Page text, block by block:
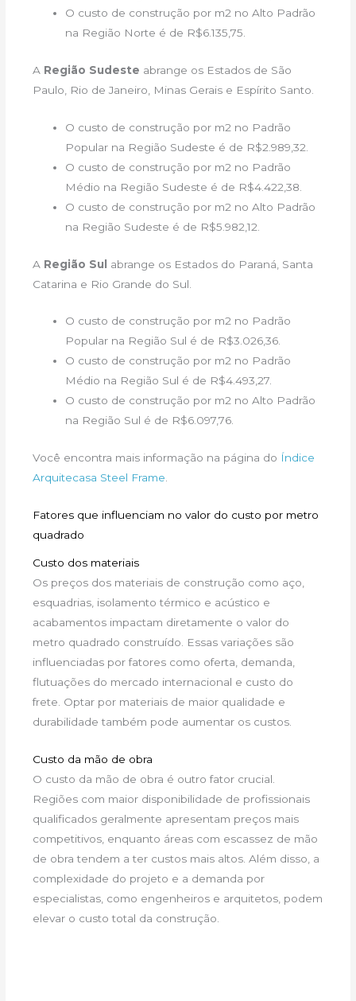
O custo de construção por m2 no Alto Padrão
na Região Norte é de R$6.135,75.
A Região Sudeste abrange os Estados de São
Paulo, Rio de Janeiro, Minas Gerais e Espírito Santo.
O custo de construção por m2 no Padrão
Popular na Região Sudeste é de R$2.989,32.
O custo de construção por m2 no Padrão
Médio na Região Sudeste é de R$4.422,38.
O custo de construção por m2 no Alto Padrão
na Região Sudeste é de R$5.982,12.
A Região Sul abrange os Estados do Paraná, Santa
Catarina e Rio Grande do Sul.
O custo de construção por m2 no Padrão
Popular na Região Sul é de R$3.026,36.
O custo de construção por m2 no Padrão
Médio na Região Sul é de R$4.493,27.
O custo de construção por m2 no Alto Padrão
na Região Sul é de R$6.097,76.
Você encontra mais informação na página do Índice
Arquitecasa Steel Frame.
Fatores que influenciam no valor do custo por metro
quadrado
Custo dos materiais
Os preços dos materiais de construção como aço,
esquadrias, isolamento térmico e acústico e
acabamentos impactam diretamente o valor do
metro quadrado construído. Essas variações são
influenciadas por fatores como oferta, demanda,
flutuações do mercado internacional e custo do
frete. Optar por materiais de maior qualidade e
durabilidade também pode aumentar os custos.
Custo da mão de obra
O custo da mão de obra é outro fator crucial.
Regiões com maior disponibilidade de profissionais
qualificados geralmente apresentam preços mais
competitivos, enquanto áreas com escassez de mão
de obra tendem a ter custos mais altos. Além disso, a
complexidade do projeto e a demanda por
especialistas, como engenheiros e arquitetos, podem
elevar o custo total da construção.